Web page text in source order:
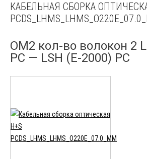
КАБЕЛЬНАЯ СБОРКА
OM2 кол-во волокон 2
PC — LSH (E-2000) PC